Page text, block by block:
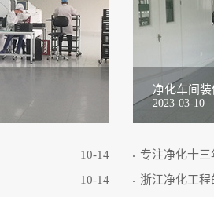
10-14
10-14
净化车间装
2023-03-10
专注净化十
浙江净化工程